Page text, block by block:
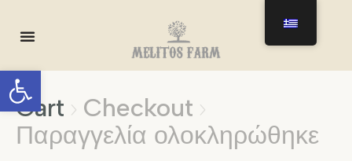
Ανοίξτε τη γραμμή εργαλείων
Cart
 Checkout 
Παραγγελία ολοκληρώθηκε